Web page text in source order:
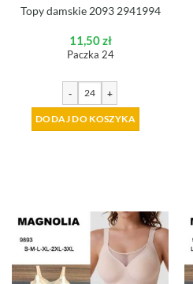
Topy damskie 2093 2941994
11,50zł
Paczka 24
- +
DODAJ DO KOSZYKA